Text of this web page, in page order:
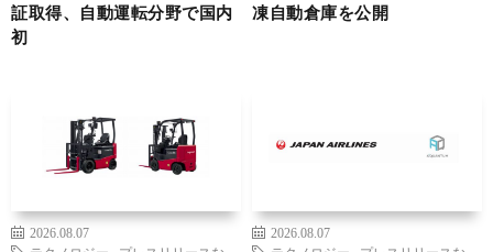
証取得、自動運転分野で国内
初
凍自動倉庫を公開
2026.08.07
2026.08.07